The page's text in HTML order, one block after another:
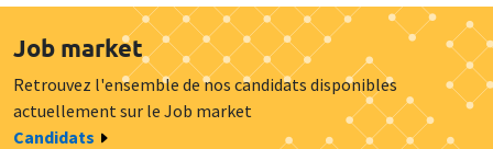
Job market
Retrouvez l'ensemble de nos candidats disponibles
actuellement sur le Job market
Candidats